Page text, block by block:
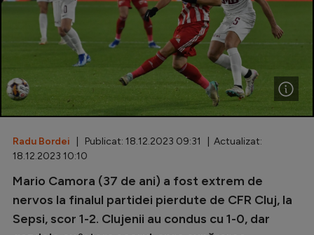
Fotbal feminin
Special
Inedit
Clasamente
Champions League
Radu Bordei | Publicat: 18.12.2023 09:31 | Actualizat:
18.12.2023 10:10
Mario Camora (37 de ani) a fost extrem de
nervos la finalul partidei pierdute de CFR Cluj, la
Sepsi, scor 1-2. Clujenii au condus cu 1-0, dar